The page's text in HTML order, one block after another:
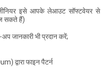
इसे आपके लेआउट सॉफ्टवेयर से
सकते हैं)
जानकारी भी प्रदान करें;
द्वारा फाइन पैटर्न